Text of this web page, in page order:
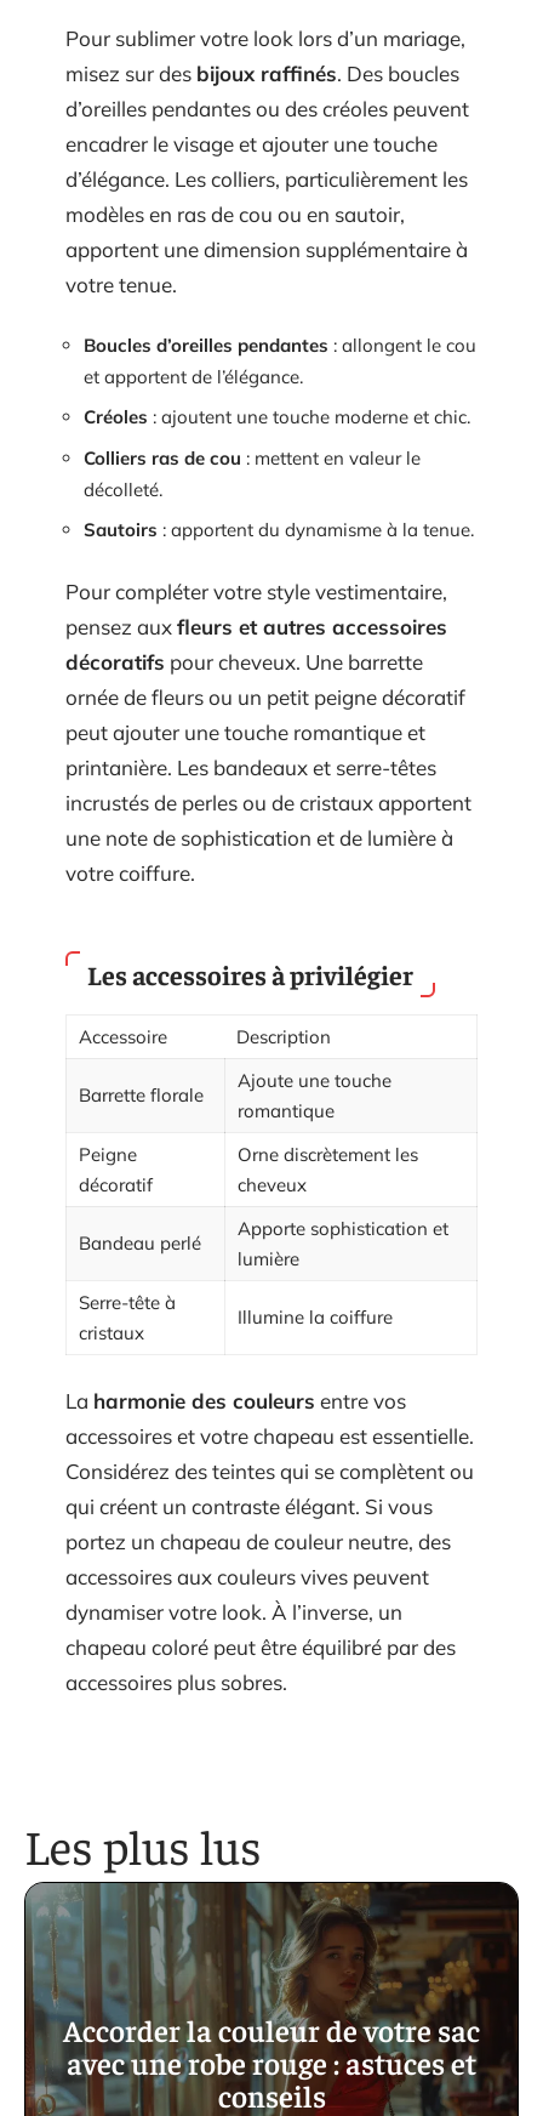
Pour sublimer votre look lors d’un mariage,
misez sur des bijoux raffinés. Des boucles
d’oreilles pendantes ou des créoles peuvent
encadrer le visage et ajouter une touche
d’élégance. Les colliers, particulièrement les
modèles en ras de cou ou en sautoir,
apportent une dimension supplémentaire à
votre tenue.
Boucles d’oreilles pendantes : allongent le cou
et apportent de l’élégance.
Créoles : ajoutent une touche moderne et chic.
Colliers ras de cou : mettent en valeur le
décolleté.
Sautoirs : apportent du dynamisme à la tenue.
Pour compléter votre style vestimentaire,
pensez auxfleurs et autres accessoires
décoratifs pour cheveux. Une barrette
ornée de fleurs ou un petit peigne décoratif
peut ajouter une touche romantique et
printanière. Les bandeaux et serre-têtes
incrustés de perles ou de cristaux apportent
une note de sophistication et de lumière à
votre coiffure.
Les accessoires à privilégier
Accessoire Description
Barrette florale
Ajoute une touche
romantique
Peigne
décoratif
Orne discrètement les
cheveux
Bandeau perlé
Apporte sophistication et
lumière
Serre-tête à
cristaux
Illumine la coiffure
La harmonie des couleurs entre vos
accessoires et votre chapeau est essentielle.
Considérez des teintes qui se complètent ou
qui créent un contraste élégant. Si vous
portez un chapeau de couleur neutre, des
accessoires aux couleurs vives peuvent
dynamiser votre look. À l’inverse, un
chapeau coloré peut être équilibré par des
accessoires plus sobres.
Les plus lus
Accorder la couleur de votre sac
avec une robe rouge : astuces et
conseils